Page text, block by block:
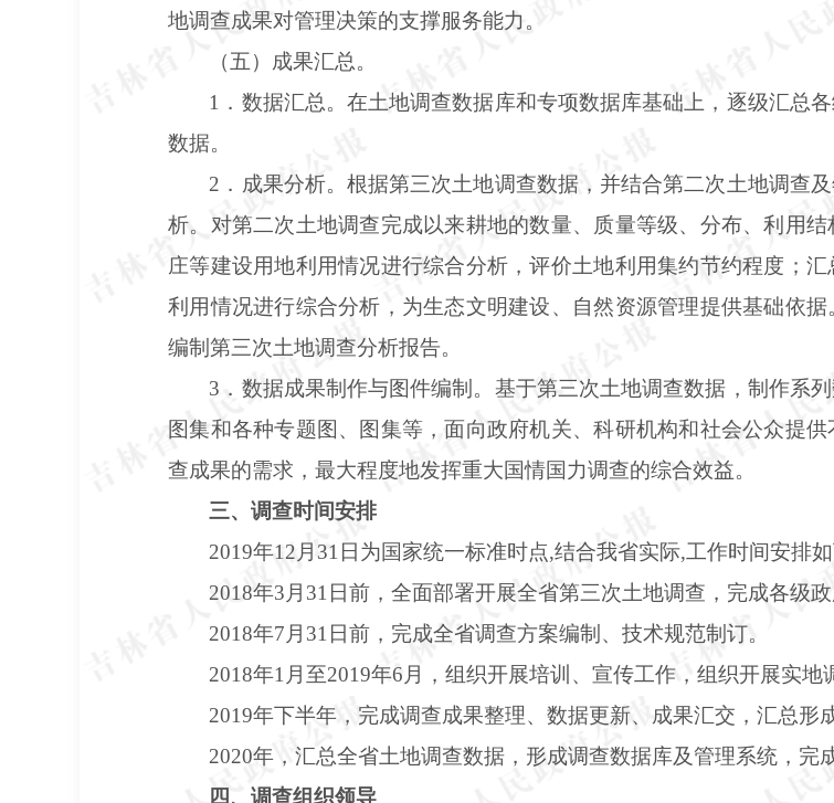
地调查成果对管理决策的支撑服务能力。
（五）成果汇总。
1．数据汇总。在土地调查数据库和专项数据库基础上，逐级汇总
数据。
2．成果分析。根据第三次土地调查数据，并结合第二次土地调查
析。对第二次土地调查完成以来耕地的数量、质量等级、分布、利用
庄等建设用地利用情况进行综合分析，评价土地利用集约节约程度；
利用情况进行综合分析，为生态文明建设、自然资源管理提供基础依
编制第三次土地调查分析报告。
3．数据成果制作与图件编制。基于第三次土地调查数据，制作系
图集和各种专题图、图集等，面向政府机关、科研机构和社会公众提
查成果的需求，最大程度地发挥重大国情国力调查的综合效益。
三、调查时间安排
2019年12月31日为国家统一标准时点,结合我省实际,工作时间安排
2018年3月31日前，全面部署开展全省第三次土地调查，完成各级
2018年7月31日前，完成全省调查方案编制、技术规范制订。
2018年1月至2019年6月，组织开展培训、宣传工作，组织开展实地
2019年下半年，完成调查成果整理、数据更新、成果汇交，汇总形
2020年，汇总全省土地调查数据，形成调查数据库及管理系统，完
四、调查组织领导